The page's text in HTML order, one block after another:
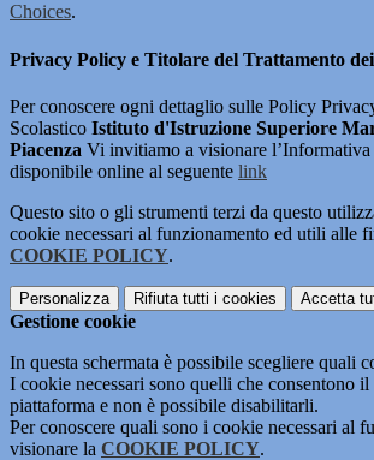
Choices.
Privacy Policy e Titolare del Trattamento
Per conoscere ogni dettaglio sulle Policy
Scolastico Istituto d'Istruzione Superiore
Piacenza Vi invitiamo a visionare l’Informativa
disponibile online al seguente link
Questo sito o gli strumenti terzi da questo
cookie necessari al funzionamento ed utili alle
COOKIE POLICY.
Personalizza Rifiuta tutti i cookies Accetta
Gestione cookie
In questa schermata è possibile scegliere quali
I cookie necessari sono quelli che consentono
piattaforma e non è possibile disabilitarli.
Per conoscere quali sono i cookie necessari al
visionare la COOKIE POLICY.